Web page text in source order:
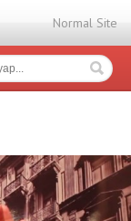
Normal Site